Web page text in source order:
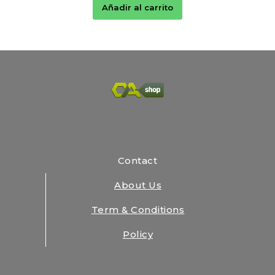
Añadir al carrito
Contact
About Us
Term & Conditions
Policy